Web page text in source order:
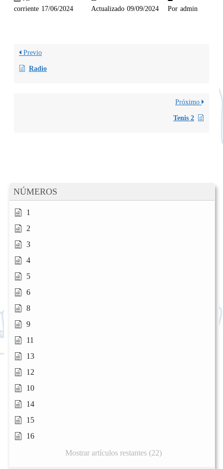
NÚMEROS
1
2
3
4
5
6
8
9
11
13
12
10
14
15
16
Mostrar artículos restantes (22)
corriente 17/06/2024 Actualizado 09/09/2024 Por admin
Previo
Radio
Próximo
Tenis 2